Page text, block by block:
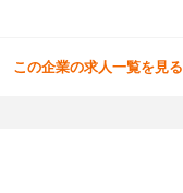
この企業の求人一覧を見る